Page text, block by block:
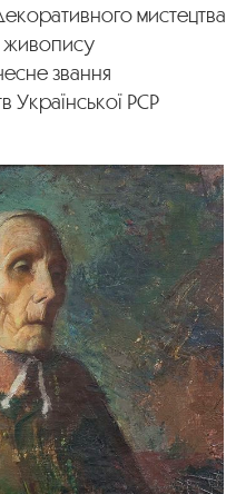
мистецтва
живопису
звання
Української PCP